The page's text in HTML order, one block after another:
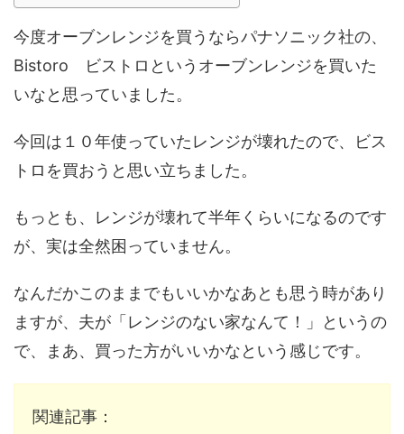
今度オーブンレンジを買うならパナソニック社の、
Bistoro ビストロというオーブンレンジを買いた
いなと思っていました。
今回は１０年使っていたレンジが壊れたので、ビス
トロを買おうと思い立ちました。
もっとも、レンジが壊れて半年くらいになるのです
が、実は全然困っていません。
なんだかこのままでもいいかなあとも思う時があり
ますが、夫が「レンジのない家なんて！」というの
で、まあ、買った方がいいかなという感じです。
関連記事：